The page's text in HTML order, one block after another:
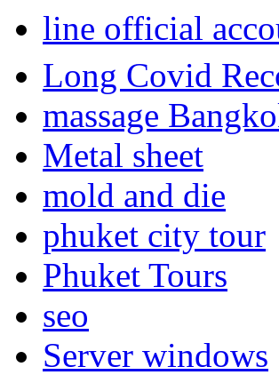
line official
Long Covid
massage
Metal sheet
mold and die
phuket city tour
Phuket Tours
seo
Server windows